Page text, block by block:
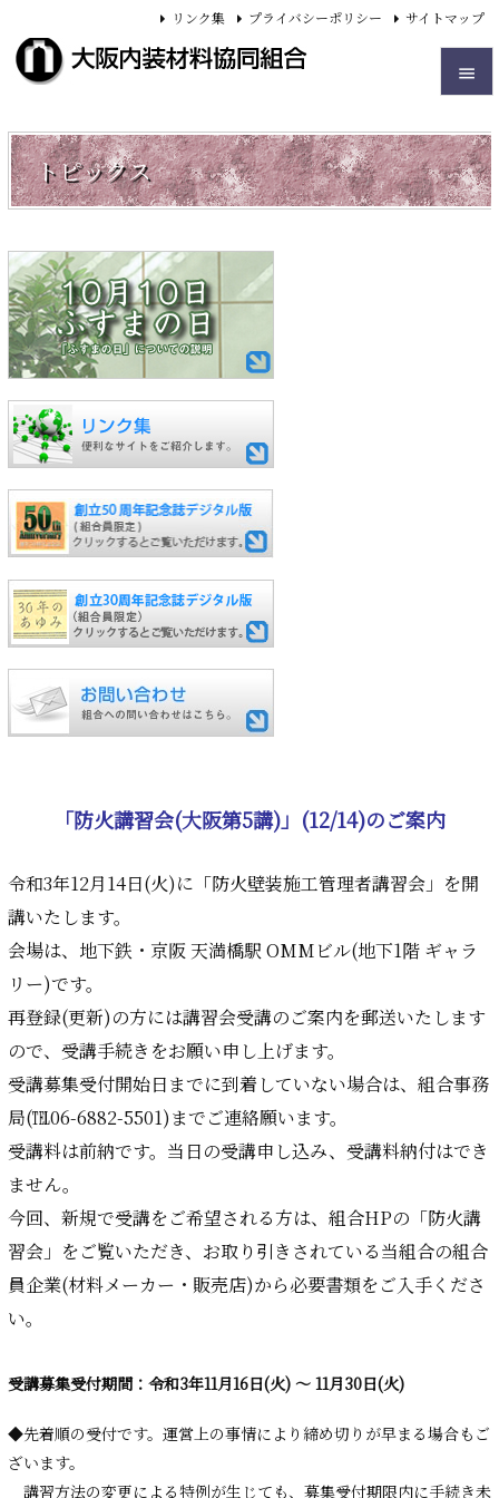

メニュ

サイド
リンク集 プライバシーポリシー サイトマップ
トピックス
「防火講習会(大阪第5講)」(12/14)のご案内
令和3年12月14日(火)に「防火壁装施工管理者講習会」を開
講いたします。
会場は、地下鉄・京阪 天満橋駅 OMMビル(地下1階 ギャラ
リー)です。
再登録(更新)の方には講習会受講のご案内を郵送いたします
ので、受講手続きをお願い申し上げます。
受講募集受付開始日までに到着していない場合は、組合事務
局(℡06-6882-5501)までご連絡願います。
受講料は前納です。当日の受講申し込み、受講料納付はでき
ません。
今回、新規で受講をご希望される方は、組合HPの「防火講
習会」をご覧いただき、お取り引きされている当組合の組合
員企業(材料メーカー・販売店)から必要書類をご入手くださ
い。
受講募集受付期間：令和3年11月16日(火) ～ 11月30日(火)
◆先着順の受付です。運営上の事情により締め切りが早まる場合もご
ざいます。
講習方法の変更による特例が生じても、募集受付期限内に手続き未